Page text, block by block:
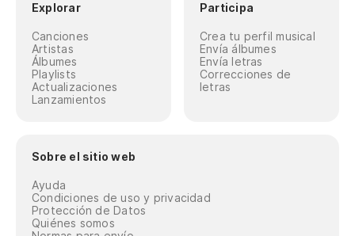
Explorar
Canciones
Artistas
Álbumes
Playlists
Actualizaciones
Lanzamientos
Participa
Crea tu perfil musical
Envía álbumes
Envía letras
Correcciones de
letras
Sobre el sitio web
Ayuda
Condiciones de uso y privacidad
Protección de Datos
Quiénes somos